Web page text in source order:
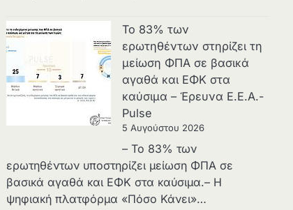
Το 83% των
ερωτηθέντων στηρίζει τη
μείωση ΦΠΑ σε βασικά
αγαθά και ΕΦΚ στα
καύσιμα – Έρευνα Ε.Ε.Α.-
Pulse
5 Αυγούστου 2026
– Το 83% των
ερωτηθέντων υποστηρίζει μείωση ΦΠΑ σε
βασικά αγαθά και ΕΦΚ στα καύσιμα.– Η
ψηφιακή πλατφόρμα «Πόσο Κάνει»…